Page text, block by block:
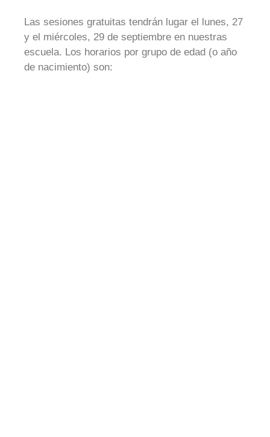
Las sesiones gratuitas tendrán lugar el lunes, 27
y el miércoles, 29 de septiembre en nuestras
escuela. Los horarios por grupo de edad (o año
de nacimiento) son: